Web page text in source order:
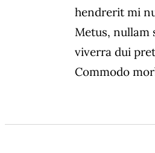
hendrerit mi
Metus, nullam
viverra dui
Commodo